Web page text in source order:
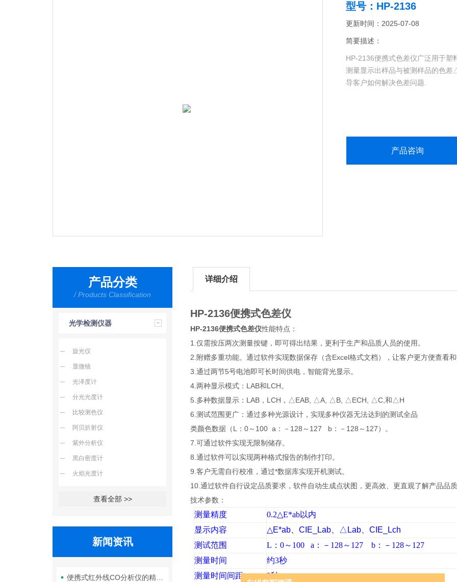
型号：HP-2136
更新时间：2025-07-08
简要描述：
HP-2136便携式色差仪广泛用于塑
测量显示出样品与被测样品的色
导客户如何解决色差问题.
产品咨询
产品分类
/ Products Classification
光学检测仪器
旋光仪
显微镜
光泽度计
分光光度计
比较测色仪
阿贝折射仪
紫外分析仪
黑白密度计
火焰光度计
查看全部 >>
新闻资讯
便携式红外线CO分析仪的精度如何？
详细介绍
HP-2136便携式色差仪
HP-2136便携式色差仪性能特点：
1.仅需按压两次测量按键，即可得出结果，更利于生产和品质人员的使用。
2.附赠多重功能。通过软件实现数据保存（含Excel格式文档），让客户更方便查看和
3.通过两节5号电池即可长时间供电，智能背光显示。
4.两种显示模式：LAB和LCH。
5.多种数据显示：LAB，LCH，△EAB, △A, △B, △ECH, △C,和△H
6.测试范围更广：通过多种光源设计，实现多种仪器无法达到的测试全品
类颜色数据（L：0～100 a：－128～127 b：－128～127）。
7.可通过软件实现无限制储存。
8.通过软件可以实现两种格式报告的制作打印。
9.客户无需自行校准，通过*数据库实现开机测试。
10.通过软件自行设定品质要求，软件自动生成点状图，更高效、更直观了解产品品质
技术参数：
测量精度 0.2△E*ab以内
显示内容
△E*ab、 CIE_Lab、△ Lab、 CIE_Lch
测试范围
L ： 0～ 100 a ：－ 128～ 127 b：－ 128～ 127
测量时间
约3秒
测量时间间距
2秒